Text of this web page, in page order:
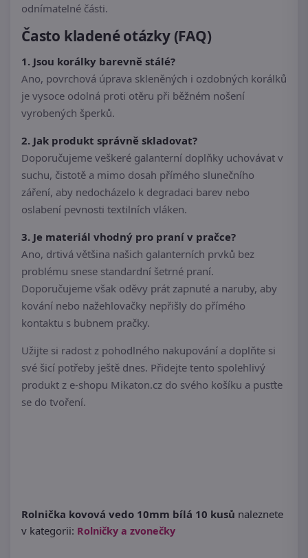
odnímatelné části.
Často kladené otázky (FAQ)
1. Jsou korálky barevně stálé?
Ano, povrchová úprava skleněných i ozdobných korálků
je vysoce odolná proti otěru při běžném nošení
vyrobených šperků.
2. Jak produkt správně skladovat?
Doporučujeme veškeré galanterní doplňky uchovávat v
suchu, čistotě a mimo dosah přímého slunečního
záření, aby nedocházelo k degradaci barev nebo
oslabení pevnosti textilních vláken.
3. Je materiál vhodný pro praní v pračce?
Ano, drtivá většina našich galanterních prvků bez
problému snese standardní šetrné praní.
Doporučujeme však oděvy prát zapnuté a naruby, aby
kování nebo nažehlovačky nepřišly do přímého
kontaktu s bubnem pračky.
Užijte si radost z pohodlného nakupování a doplňte si
své šicí potřeby ještě dnes. Přidejte tento spolehlivý
produkt z e-shopu Mikaton.cz do svého košíku a pusťte
se do tvoření.
Rolnička kovová vedo 10mm bílá 10 kusů naleznete
v kategorii: Rolničky a zvonečky